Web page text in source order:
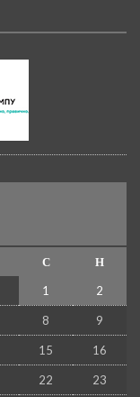
С
Н
1
2
8 9
15 16
22 23